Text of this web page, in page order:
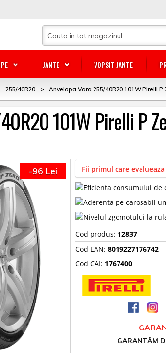
JANTE VOPSIT JANTE
255/40R20 > Anvelopa Vara 255/40R20 101W Pirelli P
101W Pirelli P
-96 Lei Fii primul care
Cod produs: 12837
Cod EAN:8019227176742
Cod CAI: 1767400
GARANTĂM